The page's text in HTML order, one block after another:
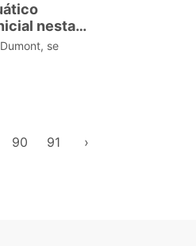
nesta
se
90 91 ›